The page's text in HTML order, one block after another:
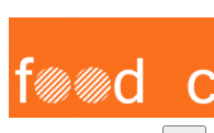
Skip
content